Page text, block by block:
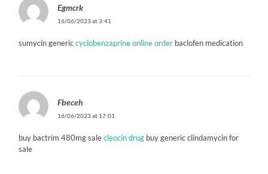
Egmcrk
16/06/2023 at 3:41
sumycin genericcyclobenzaprine online order baclofen medication
Fbeceh
16/06/2023 at 17:01
buy bactrim 480mg salecleocin drug buy generic clindamycin for
sale